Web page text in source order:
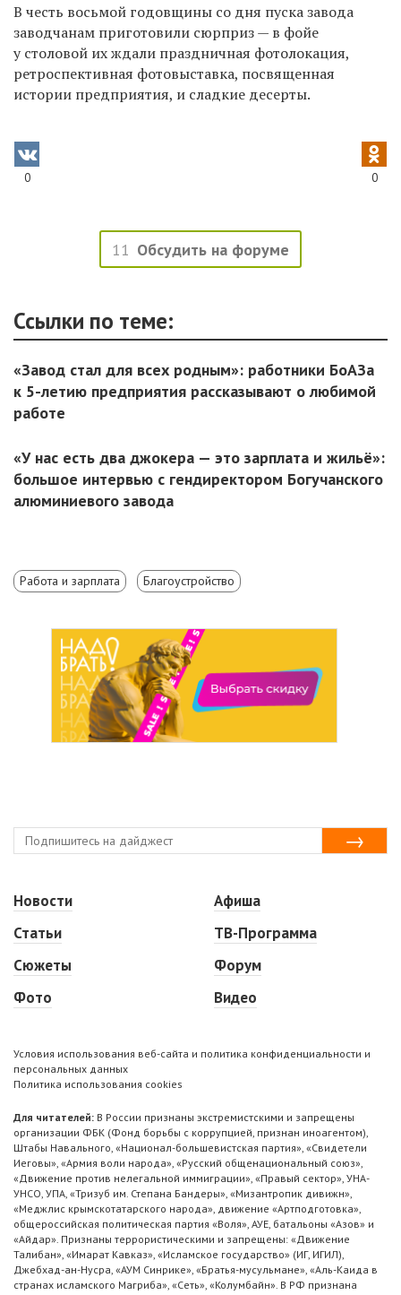
В честь восьмой годовщины со дня пуска завода
заводчанам приготовили сюрприз — в фойе
у столовой их ждали праздничная фотолокация,
ретроспективная фотовыставка, посвященная
истории предприятия, и сладкие десерты.
0 0
11 Обсудить на форуме
Ссылки по теме:
«Завод стал для всех родным»: работники БоАЗа
к 5-летию предприятия рассказывают о любимой
работе
«У нас есть два джокера — это зарплата и жильё»:
большое интервью с гендиректором Богучанского
алюминиевого завода
Работа и зарплата Благоустройство
Новости
Статьи
Сюжеты
Фото
Афиша
ТВ-Программа
Форум
Видео
Условия использования веб-сайта и политика конфиденциальности и
персональных данных
Политика использования cookies
Для читателей: В России признаны экстремистскими и запрещены
организации ФБК (Фонд борьбы с коррупцией, признан иноагентом),
Штабы Навального, «Национал-большевистская партия», «Свидетели
Иеговы», «Армия воли народа», «Русский общенациональный союз»,
«Движение против нелегальной иммиграции», «Правый сектор», УНА-
УНСО, УПА, «Тризуб им. Степана Бандеры», «Мизантропик дивижн»,
«Меджлис крымскотатарского народа», движение «Артподготовка»,
общероссийская политическая партия «Воля», АУЕ, батальоны «Азов» и
«Айдар». Признаны террористическими и запрещены: «Движение
Талибан», «Имарат Кавказ», «Исламское государство» (ИГ, ИГИЛ),
Джебхад-ан-Нусра, «АУМ Синрике», «Братья-мусульмане», «Аль-Каида в
странах исламского Магриба», «Сеть», «Колумбайн». В РФ признана